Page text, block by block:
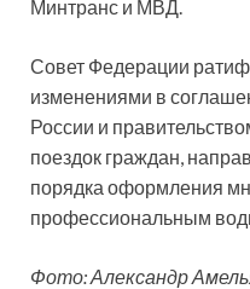
Минтранс и МВД.
Совет Федерации
изменениями в
России и
поездок граждан,
порядка оформления
профессиональным
Фото: Александр